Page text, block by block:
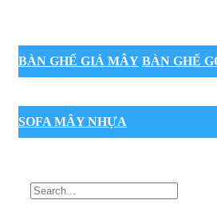
BÀN GHẾ GIẢ MÂY BÀN GHẾ
SOFA MÂY NHỰA